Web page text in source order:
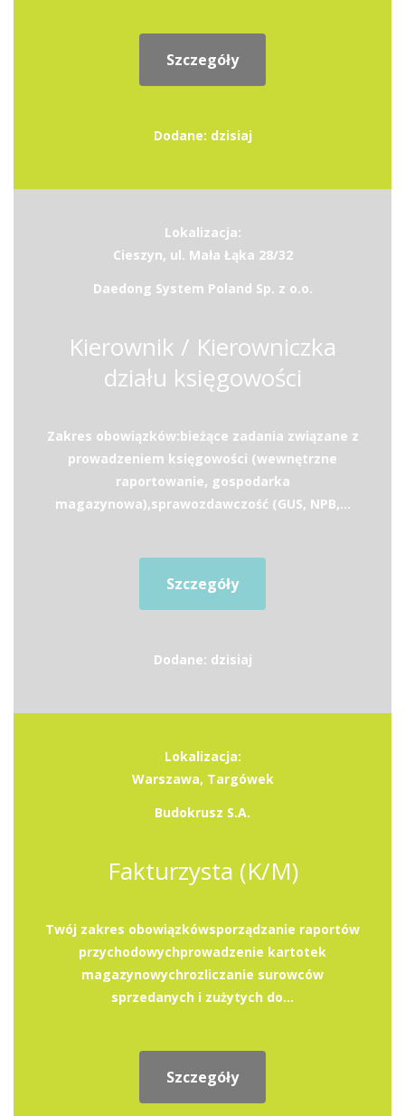
Szczegóły
Dodane: dzisiaj
Lokalizacja:
Cieszyn, ul. Mała Łąka 28/32
Daedong System Poland Sp. z o.o.
Kierownik / Kierowniczka
działu księgowości
Zakres obowiązków:bieżące zadania związane z
prowadzeniem księgowości (wewnętrzne
raportowanie, gospodarka
magazynowa),sprawozdawczość (GUS, NPB,...
Szczegóły
Dodane: dzisiaj
Lokalizacja:
Warszawa, Targówek
Budokrusz S.A.
Fakturzysta (K/M)
Twój zakres obowiązkówsporządzanie raportów
przychodowychprowadzenie kartotek
magazynowychrozliczanie surowców
sprzedanych i zużytych do...
Szczegóły